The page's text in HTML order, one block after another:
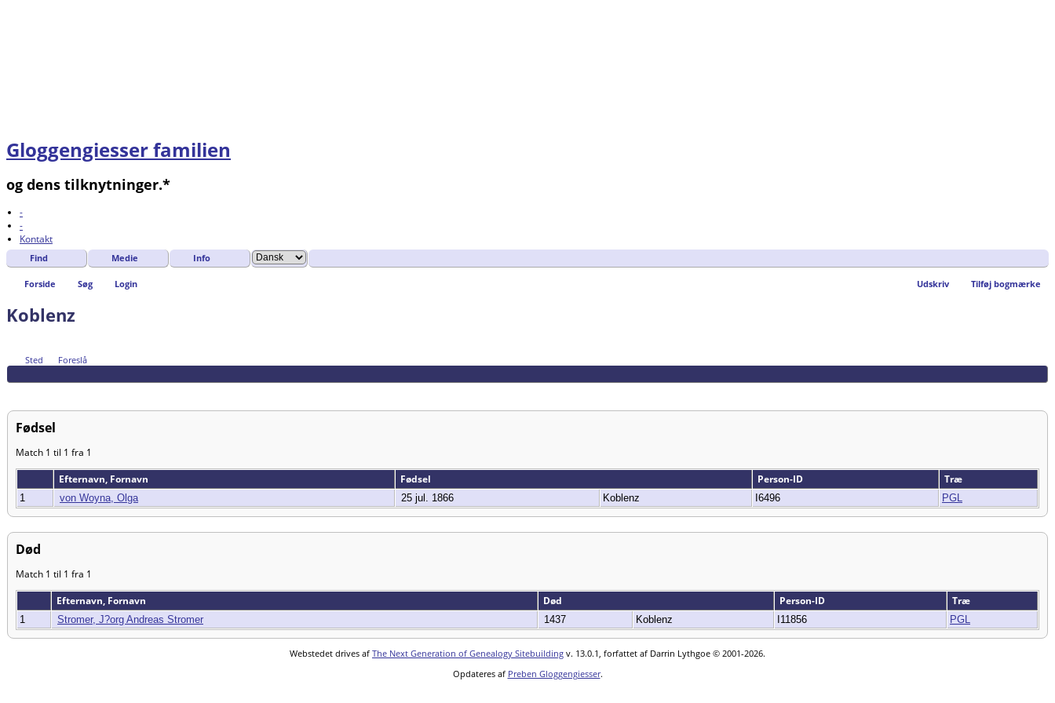
Gloggengiesser familien
og dens tilknytninger.*
-
-
Kontakt
Find Medie Info
Forside Søg Login Udskriv Tilføj bogmærke
Koblenz
Sted Foreslå
Fødsel
Match 1 til 1 fra 1
Efternavn, Fornavn
Fødsel Person-ID Træ
1 von Woyna, Olga 25 jul. 1866 Koblenz I6496 PGL
Død
Match 1 til 1 fra 1
Efternavn, Fornavn
Død Person-ID Træ
1 Stromer, J?org Andreas Stromer 1437 Koblenz I11856 PGL
Webstedet drives af The Next Generation of Genealogy Sitebuilding v. 13.0.1, forfattet af Darrin Lythgoe © 2001-2026.
Opdateres af Preben Gloggengiesser.